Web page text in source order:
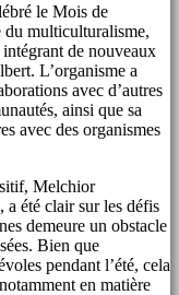
le Mois de
du multiculturalisme,
de nouveaux
L’organisme a
avec d’autres
ainsi que sa
avec des organismes
Melchior
été clair sur les défis
demeure un obstacle
Bien que
pendant l’été, cela
en matière